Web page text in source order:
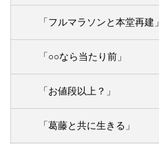
「フルマラソンと本堂再建」
「○○なら当たり前」
「お値段以上？」
「葛藤と共に生きる」